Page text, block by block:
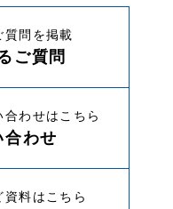
質問を掲載
ご質問
わせはこちら
合わせ
資料はこちら